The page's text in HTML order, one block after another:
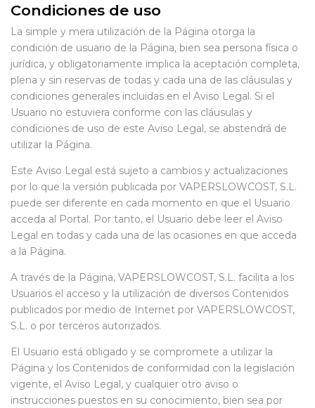
Condiciones de uso
La simple y mera utilización de la Página otorga la
condición de usuario de la Página, bien sea persona física o
jurídica, y obligatoriamente implica la aceptación completa,
plena y sin reservas de todas y cada una de las cláusulas y
condiciones generales incluidas en el Aviso Legal. Si el
Usuario no estuviera conforme con las cláusulas y
condiciones de uso de este Aviso Legal, se abstendrá de
utilizar la Página.
Este Aviso Legal está sujeto a cambios y actualizaciones
por lo que la versión publicada por VAPERSLOWCOST, S.L.
puede ser diferente en cada momento en que el Usuario
acceda al Portal. Por tanto, el Usuario debe leer el Aviso
Legal en todas y cada una de las ocasiones en que acceda
a la Página.
A través de la Página, VAPERSLOWCOST, S.L. facilita a los
Usuarios el acceso y la utilización de diversos Contenidos
publicados por medio de Internet por VAPERSLOWCOST,
S.L. o por terceros autorizados.
El Usuario está obligado y se compromete a utilizar la
Página y los Contenidos de conformidad con la legislación
vigente, el Aviso Legal, y cualquier otro aviso o
instrucciones puestos en su conocimiento, bien sea por